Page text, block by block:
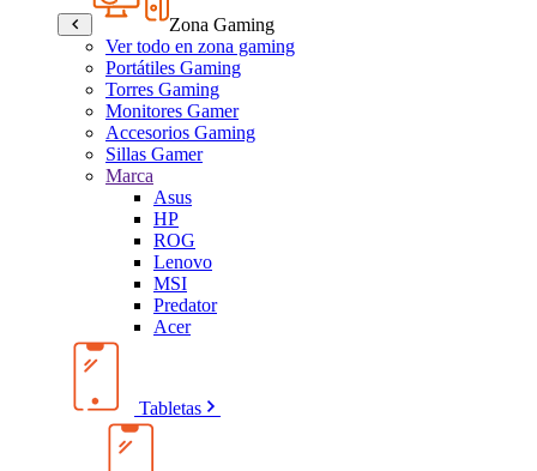
Zona Gaming
Ver todo en zona gaming
Portátiles Gaming
Torres Gaming
Monitores Gamer
Accesorios Gaming
Sillas Gamer
Marca
Asus
HP
ROG
Lenovo
MSI
Predator
Acer
Tabletas